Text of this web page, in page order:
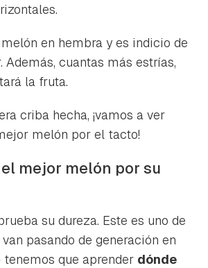
en hembra y es indicio de
Además, cuantas más estrías,
la fruta.
criba hecha, ¡vamos a ver
melón por el tacto!
mejor melón por su
su dureza. Este es uno de
pasando de generación en
tenemos que aprender dónde